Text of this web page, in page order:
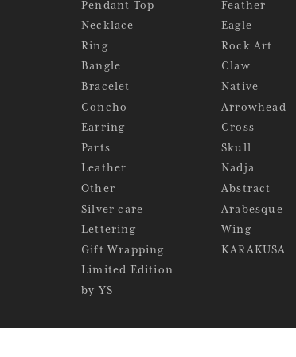
Pendant Top
Necklace
Ring
Bangle
Bracelet
Concho
Earring
Parts
Leather
Other
Silver care
Lettering
Gift Wrapping
Limited Edition
by YS
Feather
Eagle
Rock Art
Claw
Native
Arrowhead
Cross
Skull
Nadja
Abstract
Arabesque
Wing
KARAKUSA